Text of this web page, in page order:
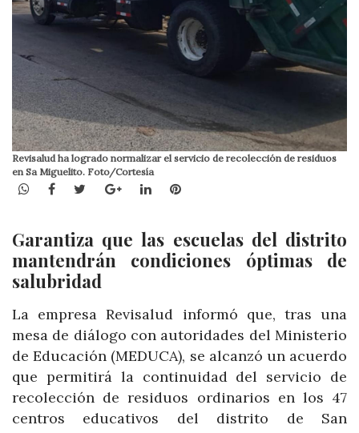
Revisalud ha logrado normalizar el servicio de recolección de residuos
en Sa Miguelito. Foto/Cortesía
WhatsApp
Facebook
TwitterGoogle+LinkedInPinterest
Garantiza que las escuelas del distrito
mantendrán condiciones óptimas de
salubridad
La empresa Revisalud informó que, tras una
mesa de diálogo con autoridades del Ministerio
de Educación (MEDUCA), se alcanzó un acuerdo
que permitirá la continuidad del servicio de
recolección de residuos ordinarios en los 47
centros educativos del distrito de San